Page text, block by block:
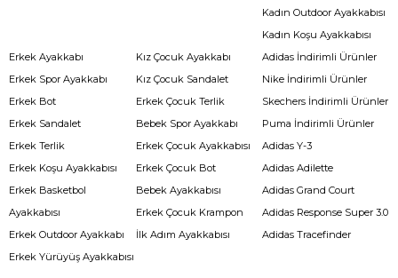
Kadın Outdoor Ayakkabısı
Kadın Koşu Ayakkabısı
Erkek Ayakkabı
Erkek Spor Ayakkabı
Erkek Bot
Erkek Sandalet
Erkek Terlik
Erkek Koşu Ayakkabısı
Erkek Basketbol
Ayakkabısı
Erkek Outdoor Ayakkabı
Erkek Yürüyüş Ayakkabısı
Kız Çocuk Ayakkabı
Kız Çocuk Sandalet
Erkek Çocuk Terlik
Bebek Spor Ayakkabı
Erkek Çocuk Ayakkabısı
Erkek Çocuk Bot
Bebek Ayakkabısı
Erkek Çocuk Krampon
İlk Adım Ayakkabısı
Adidas İndirimli Ürünler
Nike İndirimli Ürünler
Skechers İndirimli Ürünler
Puma İndirimli Ürünler
Adidas Y-3
Adidas Adilette
Adidas Grand Court
Adidas Response Super 3.0
Adidas Tracefinder